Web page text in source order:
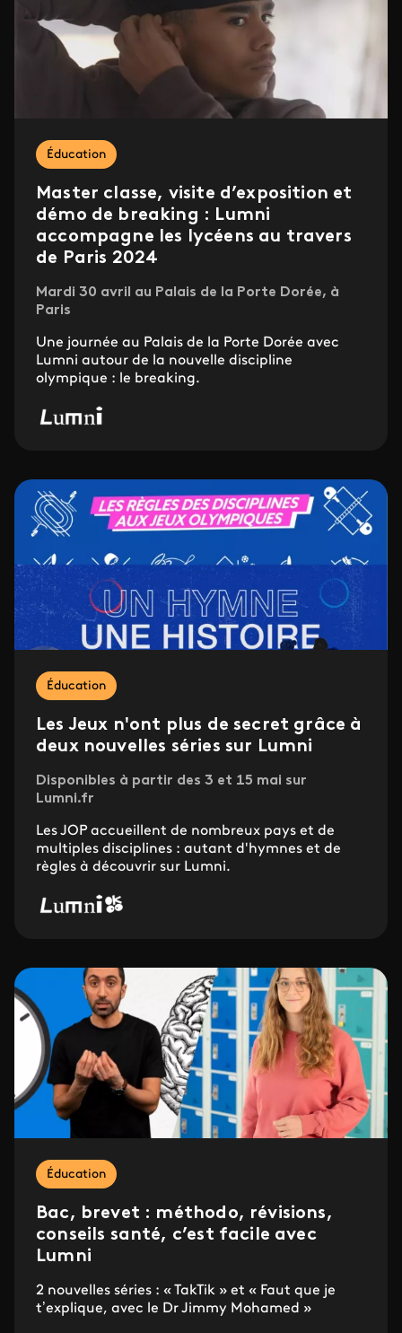
Éducation
Master classe, visite d’exposition et
démo de breaking : Lumni
accompagne les lycéens au travers
de Paris 2024
Mardi 30 avril au Palais de la Porte Dorée, à
Paris
Une journée au Palais de la Porte Dorée avec
Lumni autour de la nouvelle discipline
olympique : le breaking.
Éducation
Les Jeux n'ont plus de secret grâce à
deux nouvelles séries sur Lumni
Disponibles à partir des 3 et 15 mai sur
Lumni.fr
Les JOP accueillent de nombreux pays et de
multiples disciplines : autant d'hymnes et de
règles à découvrir sur Lumni.
Éducation
Bac, brevet : méthodo, révisions,
conseils santé, c’est facile avec
Lumni
2 nouvelles séries : « TakTik » et « Faut que je
t’explique, avec le Dr Jimmy Mohamed »